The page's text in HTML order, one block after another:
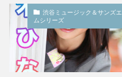
渋谷ミュージック＆サンズエ
ムシリーズ